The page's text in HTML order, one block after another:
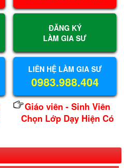
ĐĂNG KÝ
LÀM GIA SƯ
LIÊN HỆ LÀM GIA SƯ
0983.988.404
Giáo viên - Sinh Viên
Chọn Lớp Dạy Hiện Có